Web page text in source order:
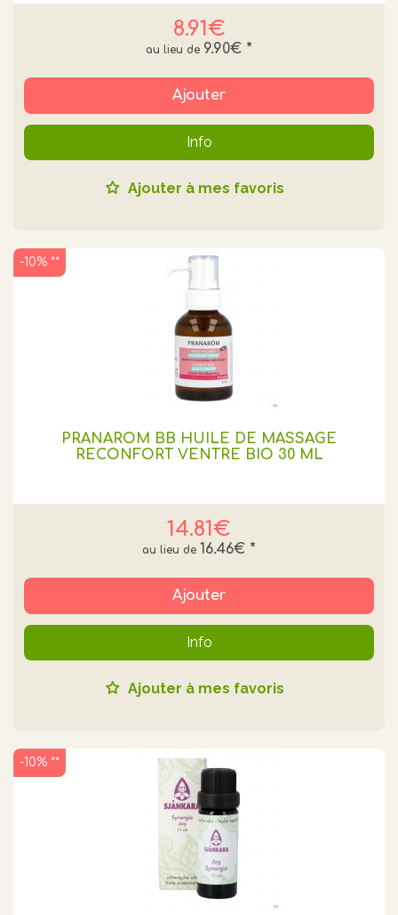
8.91€
9.90€ *
Ajouter
Info
Ajouter à mes favoris
PRANAROM BB HUILE DE MASSAGE
RECONFORT VENTRE BIO 30 ML
14.81€
16.46€ *
-10% **
Ajouter
Info
Ajouter à mes favoris
-10% **